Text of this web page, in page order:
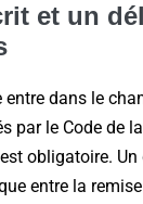
et un
dans le
par le Code de
obligatoire.
entre la